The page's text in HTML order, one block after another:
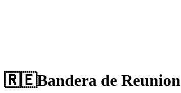
🇷🇪Bandera de Reunion